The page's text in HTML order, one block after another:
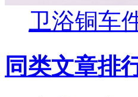
卫浴铜车
同类文章排